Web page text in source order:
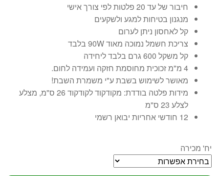
חיבור של עד 20 פלטות לפי צורך אישי
מנגנון בטיחות למגע ולשקעים
קל לאחסון ניתן לערום
צריכת חשמל נמוכה מאוד 90W בלבד
קל משקל 600 גרם בלבד ליחידה
4 מ"מ זכוכית מחוסמת חזקה ועמידה לחום.
מאושר לשימוש בשבת ע"י משמרת השבת!
מידות פלטה בודדת: מקודקוד לקודקוד 26 ס"מ, מצלע
לצלע 23 ס"מ
12 חודשי אחריות יבואן רשמי
יח' מכירה